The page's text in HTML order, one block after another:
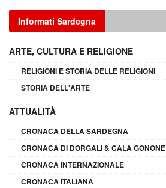
Informati Sardegna
ARTE, CULTURA E RELIGIONE
RELIGIONI E STORIA DELLE RELIGIONI
STORIA DELL'ARTE
ATTUALITÀ
CRONACA DELLA SARDEGNA
CRONACA DI DORGALI & CALA GONONE
CRONACA INTERNAZIONALE
CRONACA ITALIANA